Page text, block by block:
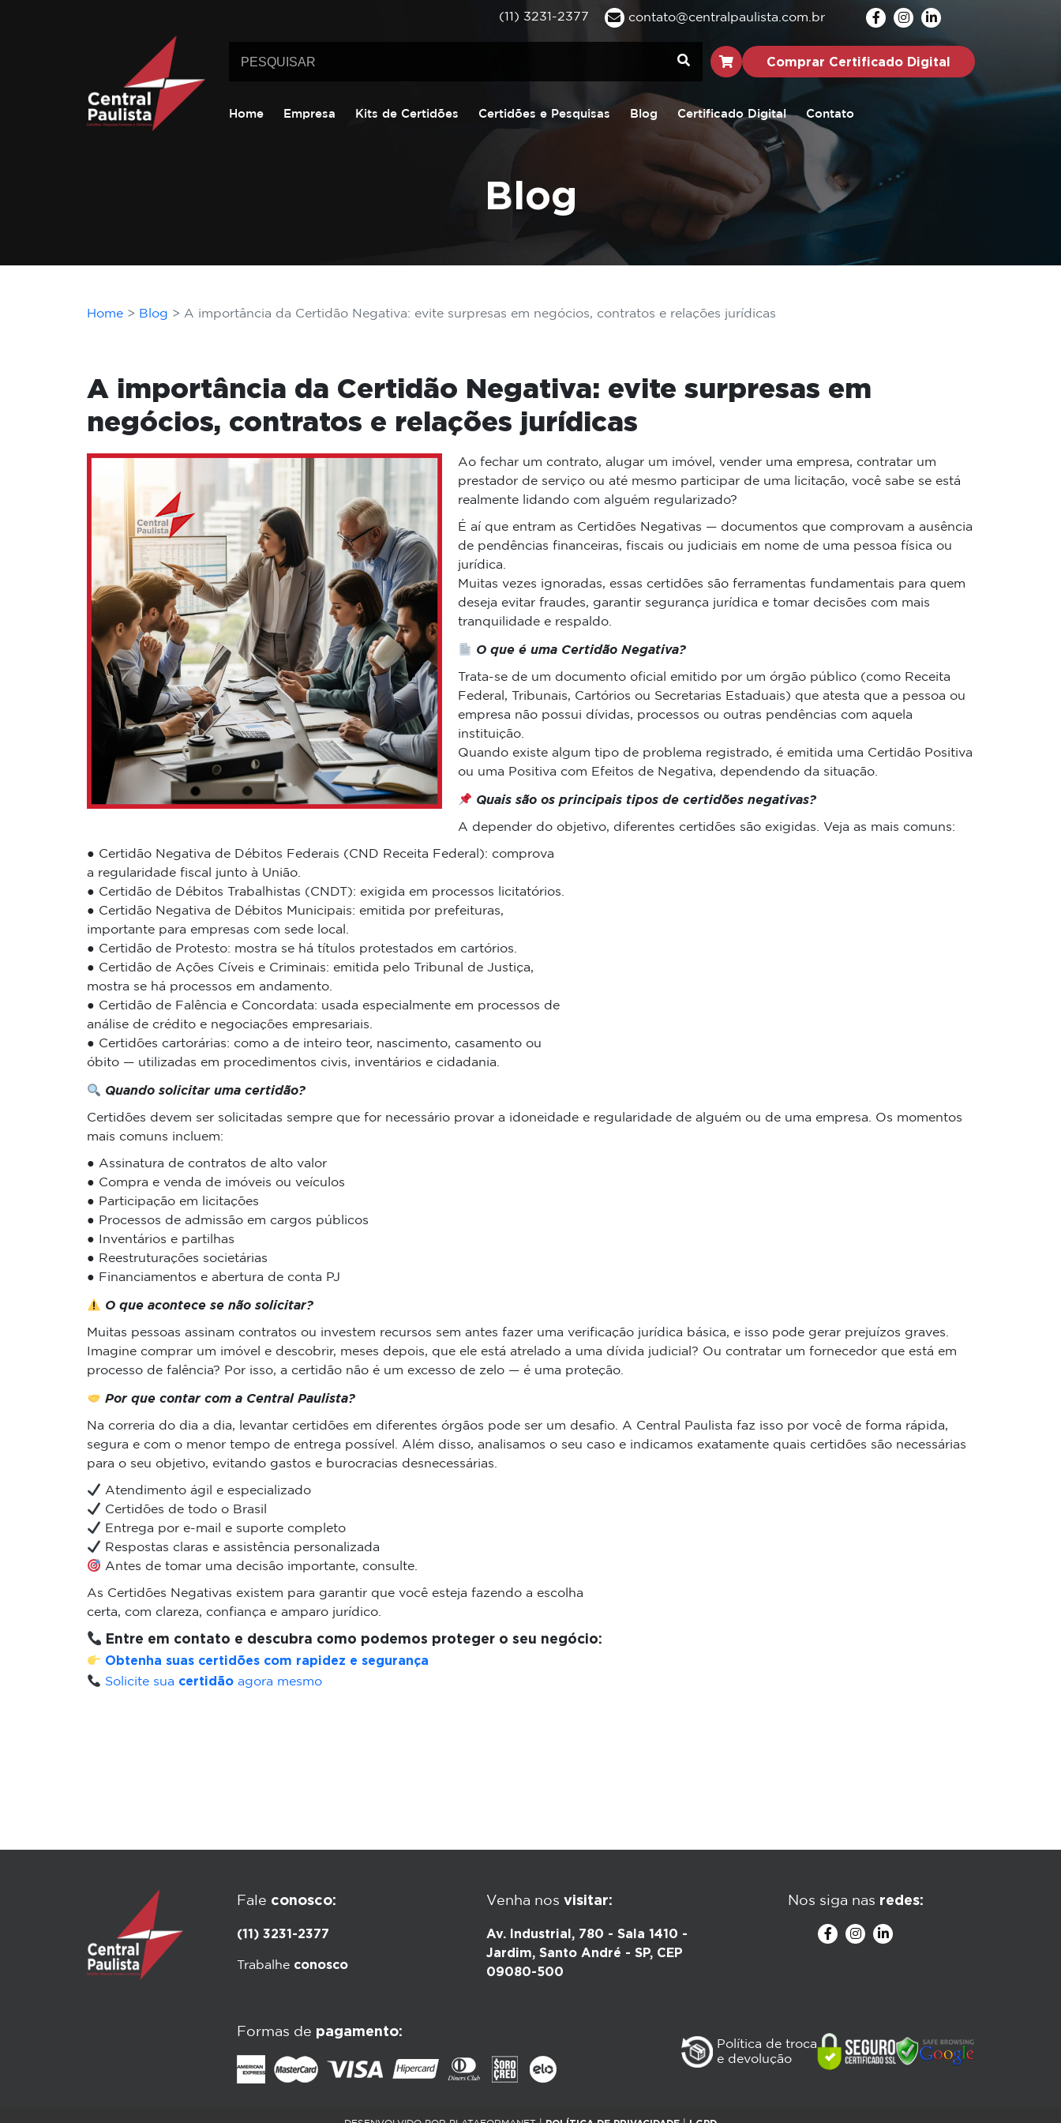
(11) 3231-2377 contato@centralpaulista.com.br
Comprar Certificado Digital
Home Empresa Kits de Certidões Certidões e Pesquisas Blog Certificado Digital Contato
Blog
Home Blog A importância da Certidão Negativa: evite surpresas em negócios, contratos e relações jurídicas
A importância da Certidão Negativa: evite surpresas em
negócios, contratos e relações jurídicas
Ao fechar um contrato, alugar um imóvel, vender uma empresa, contratar um
prestador de serviço ou até mesmo participar de uma licitação, você sabe se está
realmente lidando com alguém regularizado?
É aí que entram as Certidões Negativas — documentos que comprovam a ausência
de pendências financeiras, fiscais ou judiciais em nome de uma pessoa física ou
jurídica.
Muitas vezes ignoradas, essas certidões são ferramentas fundamentais para quem
deseja evitar fraudes, garantir segurança jurídica e tomar decisões com mais
tranquilidade e respaldo.
O que é uma Certidão Negativa?
Trata-se de um documento oficial emitido por um órgão público (como Receita
Federal, Tribunais, Cartórios ou Secretarias Estaduais) que atesta que a pessoa ou
empresa não possui dívidas, processos ou outras pendências com aquela
instituição.
Quando existe algum tipo de problema registrado, é emitida uma Certidão Positiva
ou uma Positiva com Efeitos de Negativa, dependendo da situação.
Quais são os principais tipos de certidões negativas?
A depender do objetivo, diferentes certidões são exigidas. Veja as mais comuns:
● Certidão Negativa de Débitos Federais (CND Receita Federal): comprova
a regularidade fiscal junto à União.
● Certidão de Débitos Trabalhistas (CNDT): exigida em processos licitatórios.
● Certidão Negativa de Débitos Municipais: emitida por prefeituras,
importante para empresas com sede local.
● Certidão de Protesto: mostra se há títulos protestados em cartórios.
● Certidão de Ações Cíveis e Criminais: emitida pelo Tribunal de Justiça,
mostra se há processos em andamento.
● Certidão de Falência e Concordata: usada especialmente em processos de
análise de crédito e negociações empresariais.
● Certidões cartorárias: como a de inteiro teor, nascimento, casamento ou
óbito — utilizadas em procedimentos civis, inventários e cidadania.
Quando solicitar uma certidão?
Certidões devem ser solicitadas sempre que for necessário provar a idoneidade e regularidade de alguém ou de uma empresa. Os momentos
mais comuns incluem:
● Assinatura de contratos de alto valor
● Compra e venda de imóveis ou veículos
● Participação em licitações
● Processos de admissão em cargos públicos
● Inventários e partilhas
● Reestruturações societárias
● Financiamentos e abertura de conta PJ
O que acontece se não solicitar?
Muitas pessoas assinam contratos ou investem recursos sem antes fazer uma verificação jurídica básica, e isso pode gerar prejuízos graves.
Imagine comprar um imóvel e descobrir, meses depois, que ele está atrelado a uma dívida judicial? Ou contratar um fornecedor que está em
processo de falência? Por isso, a certidão não é um excesso de zelo — é uma proteção.
Por que contar com a Central Paulista?
Na correria do dia a dia, levantar certidões em diferentes órgãos pode ser um desafio. A Central Paulista faz isso por você de forma rápida,
segura e com o menor tempo de entrega possível. Além disso, analisamos o seu caso e indicamos exatamente quais certidões são necessárias
para o seu objetivo, evitando gastos e burocracias desnecessárias.
Atendimento ágil e especializado
Certidões de todo o Brasil
Entrega por e-mail e suporte completo
Respostas claras e assistência personalizada
Antes de tomar uma decisão importante, consulte.
As Certidões Negativas existem para garantir que você esteja fazendo a escolha
certa, com clareza, confiança e amparo jurídico.
Entre em contato e descubra como podemos proteger o seu negócio:
Obtenha suas certidões com rapidez e segurança
Solicite sua certidãoagora mesmo
Fale conosco:
(11) 3231-2377
Trabalhe conosco
Venha nosvisitar:
Av. Industrial, 780 - Sala 1410 -
Jardim, Santo André - SP, CEP
09080-500
Nos siga nas redes:
Formas de pagamento:
Política de troca
e devolução